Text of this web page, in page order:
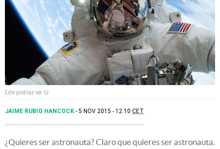
Este podrías ser tú
JAIME RUBIO HANCOCK 5 NOV 2015 - 12:10 CET
¿Quieres ser astronauta? Claro que quieres ser astronauta.